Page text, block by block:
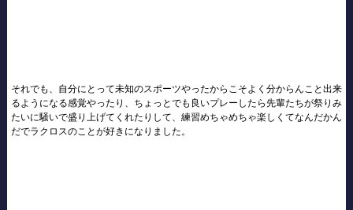
それでも、自分にとって未知のスポーツやったからこそよく分からんこと出来
るようになる感覚やったり、ちょっとでも良いプレーしたら先輩たちが祭りみ
たいに騒いで盛り上げてくれたりして、練習めちゃめちゃ楽しくてなんだかん
だでラクロスのことが好きになりました。